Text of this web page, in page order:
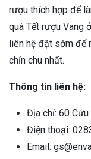
rượu thích hợp để
quà Tết rượu Vang
liên hệ đặt sớm để
chỉn chu nhất.
Thông tin liên hệ:
Địa chỉ: 60 Cửu
Điện thoại:
Email: